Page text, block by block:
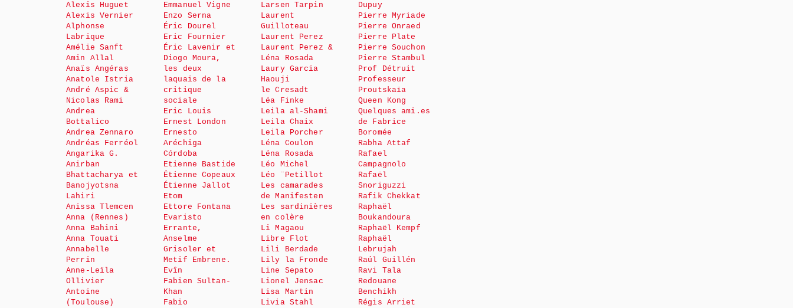
Alexis Huguet
Alexis Vernier
Alphonse
Labrique
Amélie Sanft
Amin Allal
Anaïs Angéras
Anatole Istria
André Aspic &
Nicolas Rami
Andrea
Bottalico
Andrea Zennaro
Andréas Ferréol
Angarika G.
Anirban
Bhattacharya et
Banojyotsna
Lahiri
Anissa Tlemcen
Anna (Rennes)
Anna Bahini
Anna Touati
Annabelle
Perrin
Anne-Leïla
Ollivier
Antoine
(Toulouse)
Emmanuel Vigne
Enzo Serna
Éric Dourel
Eric Fournier
Éric Lavenir et
Diogo Moura,
les deux
laquais de la
critique
sociale
Eric Louis
Ernest London
Ernesto
Aréchiga
Córdoba
Etienne Bastide
Étienne Copeaux
Étienne Jallot
Etom
Ettore Fontana
Evaristo
Errante,
Anselme
Grisoler et
Metif Embrene.
Evîn
Fabien Sultan-
Khan
Fabio
Larsen Tarpin
Laurent
Guilloteau
Laurent Perez
Laurent Perez &
Léna Rosada
Laury Garcia
Haouji
le Cresadt
Léa Finke
Leila al-Shami
Leila Chaix
Leila Porcher
Léna Coulon
Léna Rosada
Léo Michel
Léo ¨Petillot
Les camarades
de Manifesten
Les sardinières
en colère
Li Magaou
Libre Flot
Lili Berdade
Lily la Fronde
Line Sepato
Lionel Jensac
Lisa Martin
Livia Stahl
Dupuy
Pierre Myriade
Pierre Onraed
Pierre Plate
Pierre Souchon
Pierre Stambul
Prof Détruit
Professeur
Proutskaïa
Queen Kong
Quelques ami.es
de Fabrice
Boromée
Rabha Attaf
Rafael
Campagnolo
Rafaël
Snoriguzzi
Rafik Chekkat
Raphaël
Boukandoura
Raphaël Kempf
Raphaël
Lebrujah
Raúl Guillén
Ravi Tala
Redouane
Benchikh
Régis Arriet